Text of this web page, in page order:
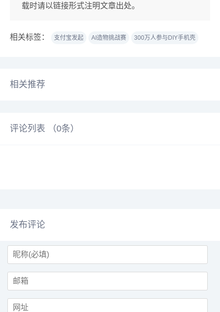
载时请以链接形式注明文章出处。
相关标签： 支付宝发起 AI造物挑战赛 300万人参与DIY手机壳
相关推荐
评论列表 （0条）
发布评论